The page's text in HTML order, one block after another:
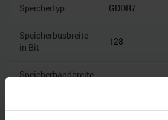
Speichertyp GDDR7
Speicherbusbreite
in Bit
128
Speicherbandbreite
28